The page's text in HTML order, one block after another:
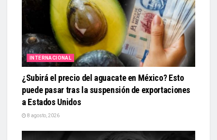
INTERNACIONAL
¿Subirá el precio del aguacate en México? Esto
puede pasar tras la suspensión de exportaciones
a Estados Unidos
8 agosto, 2026